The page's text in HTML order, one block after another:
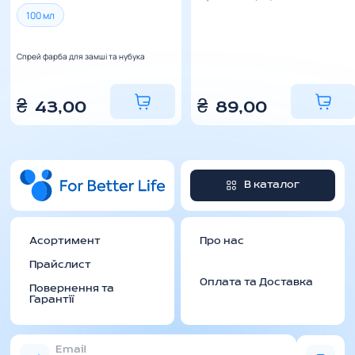
100 мл
Спрей фарба для замші та нубука
43,00
₴ 89,00
₴
В каталог
Асортимент
Прайслист
Повернення та
Гарантії
Про нас
Оплата та Доставка
Email